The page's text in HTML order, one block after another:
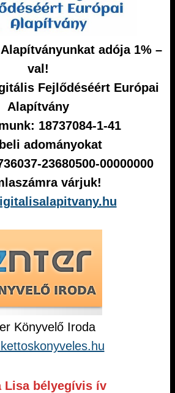
adója 1% –
val!
Fejlődéséért Európai
Alapítvány
18737084-1-41
adományokat
23680500-00000000
várjuk!
Könyvelő Iroda
Lisa bélyegívis ív